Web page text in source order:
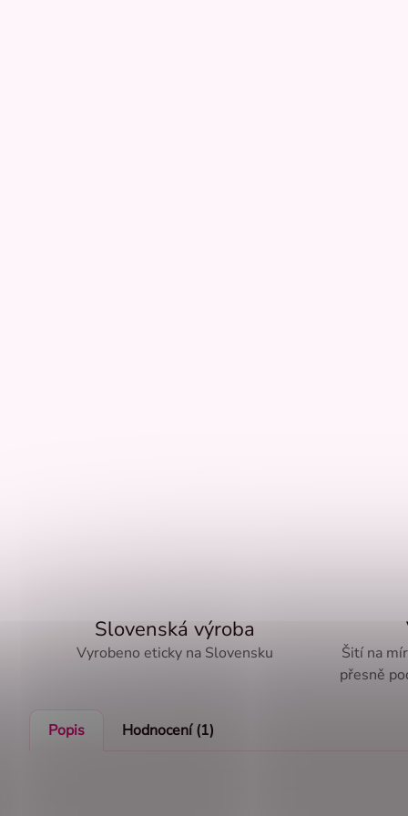
Slovenská výroba
Vyrobeno eticky na Slovensku
Šití na
přesně
Popis
Hodnocení (1)